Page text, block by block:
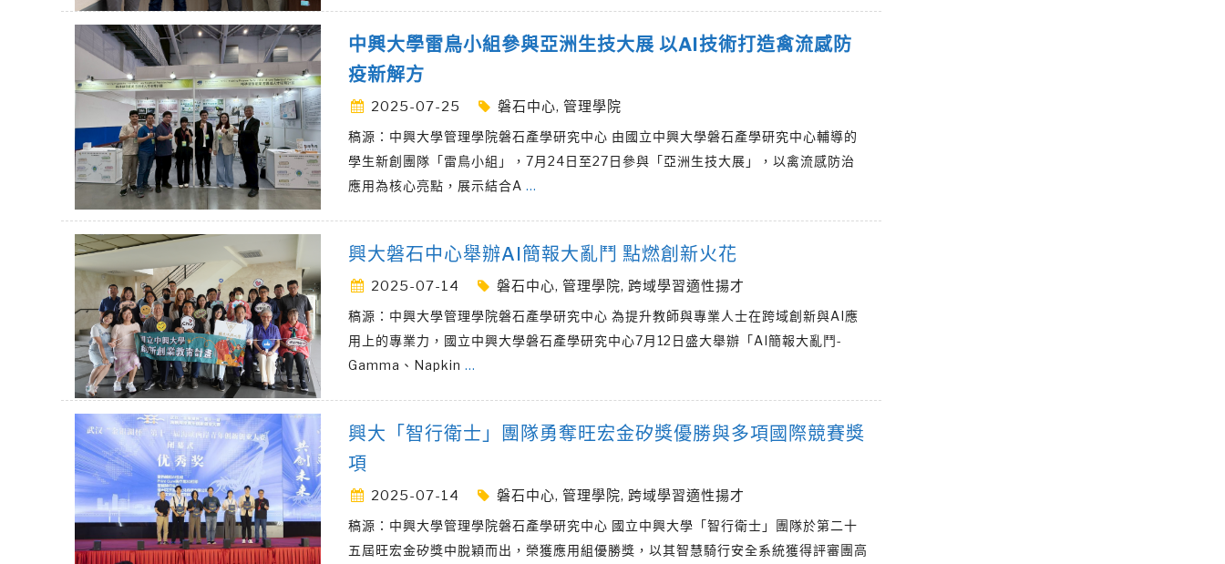
中興大學雷鳥小組參與亞洲生技大展 以AI技術打造禽流感防
疫新解方
2025-07-25 磐石中心, 管理學院
稿源：中興大學管理學院磐石產學研究中心 由國立中興大學磐石產學研究中心輔導的
學生新創團隊「雷鳥小組」，7月24日至27日參與「亞洲生技大展」，以禽流感防治
應用為核心亮點，展示結合A …
興大磐石中心舉辦AI簡報大亂鬥 點燃創新火花
2025-07-14 磐石中心, 管理學院, 跨域學習適性揚才
稿源：中興大學管理學院磐石產學研究中心 為提升教師與專業人士在跨域創新與AI應
用上的專業力，國立中興大學磐石產學研究中心7月12日盛大舉辦「AI簡報大亂鬥-
Gamma、Napkin …
興大「智行衛士」團隊勇奪旺宏金矽獎優勝與多項國際競賽獎
項
2025-07-14 磐石中心, 管理學院, 跨域學習適性揚才
稿源：中興大學管理學院磐石產學研究中心 國立中興大學「智行衛士」團隊於第二十
五屆旺宏金矽獎中脫穎而出，榮獲應用組優勝獎，以其智慧騎行安全系統獲得評審團高